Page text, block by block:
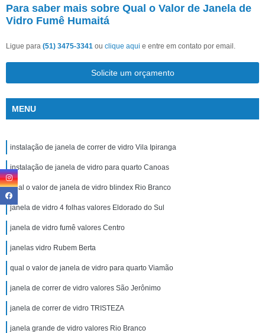
Para saber mais sobre Qual o Valor de Janela de
Vidro Fumê Humaitá
Ligue para (51) 3475-3341 ou clique aqui e entre em contato por email.
Solicite um orçamento
MENU
instalação de janela de correr de vidro Vila Ipiranga
instalação de janela de vidro para quarto Canoas
qual o valor de janela de vidro blindex Rio Branco
janela de vidro 4 folhas valores Eldorado do Sul
janela de vidro fumê valores Centro
janelas vidro Rubem Berta
qual o valor de janela de vidro para quarto Viamão
janela de correr de vidro valores São Jerônimo
janela de correr de vidro TRISTEZA
janela grande de vidro valores Rio Branco